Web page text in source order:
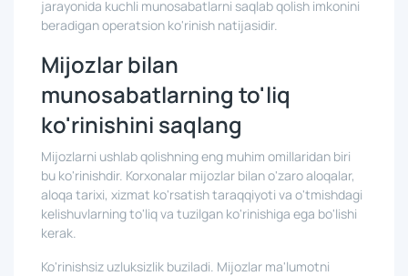
jarayonida kuchli munosabatlarni saqlab qolish imkonini
beradigan operatsion ko'rinish natijasidir.
Mijozlar bilan
munosabatlarning to'liq
ko'rinishini saqlang
Mijozlarni ushlab qolishning eng muhim omillaridan biri
bu ko'rinishdir. Korxonalar mijozlar bilan o'zaro aloqalar,
aloqa tarixi, xizmat ko'rsatish taraqqiyoti va o'tmishdagi
kelishuvlarning to'liq va tuzilgan ko'rinishiga ega bo'lishi
kerak.
Ko'rinishsiz uzluksizlik buziladi. Mijozlar ma'lumotni